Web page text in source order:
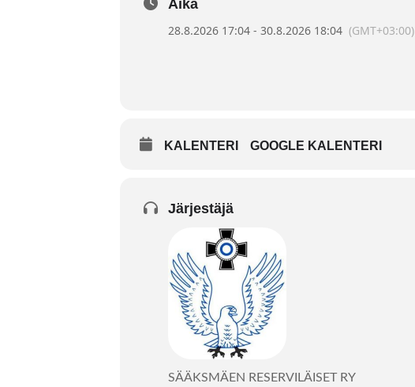
Aika
28.8.2026 17:04 - 30.8.2026 18:04 (GMT+03:00)
KALENTERI GOOGLE KALENTERI
Järjestäjä
SÄÄKSMÄEN RESERVILÄISET RY